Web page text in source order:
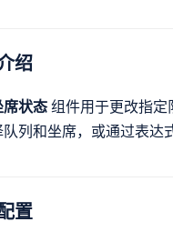
绍
状态组件用于更改指
列和坐席，或通过表达
置